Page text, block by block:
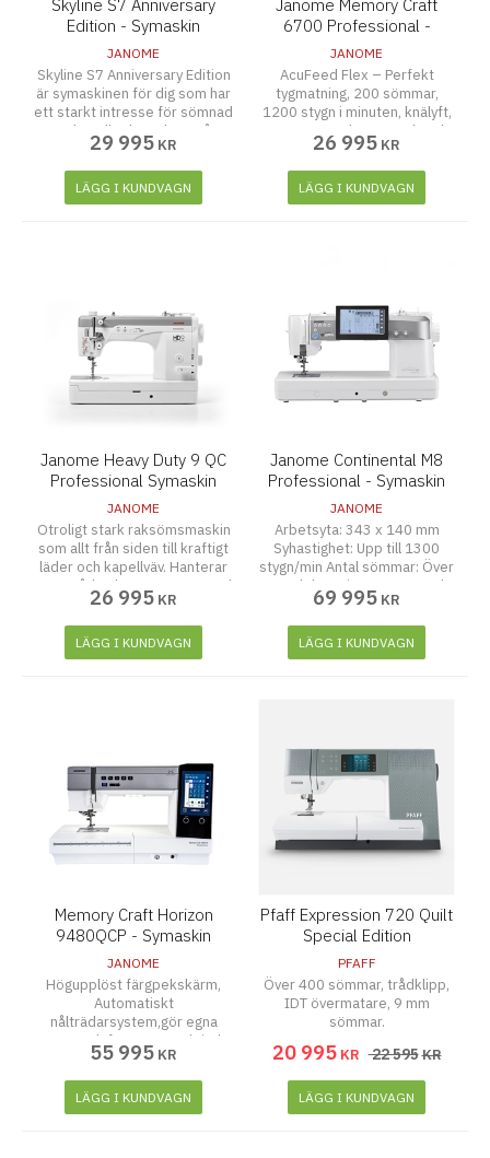
Skyline S7 Anniversary
Edition - Symaskin
JANOME
Skyline S7 Anniversary Edition
är symaskinen för dig som har
ett starkt intresse för sömnad
och ställer höga krav på
komfort och tidsbesparande
funktioner. 350 sömmar, 3
alpabet, 11 olika knapphål, 9
mm stygnbredd.
29 995 KR
LÄGG I KUNDVAGN
Janome Memory Craft
6700 Professional -
Symaskin
JANOME
AcuFeed Flex – Perfekt
tygmatning, 200 sömmar,
1200 stygn i minuten, knälyft,
separat spolmotor, sybord
och 16 pressarfötter ingår.
26 995 KR
LÄGG I KUNDVAGN
Janome Heavy Duty 9 QC
Professional Symaskin
JANOME
Otroligt stark raksömsmaskin
som allt från siden till kraftigt
läder och kapellväv. Hanterar
grov tråd och tunga tyger med
industriell precision.
Jumbospolar som rymmer
mer undertråd. Står stabilt
med sina 14,5 kg.
26 995 KR
LÄGG I KUNDVAGN
Janome Continental M8
Professional - Symaskin
JANOME
Arbetsyta: 343 x 140 mm
Syhastighet: Upp till 1300
stygn/min Antal sömmar: Över
400 dekorativa sömmar och
nyttosömmar, inklusive 4
alfabet Stygnbredd: Upp till 9
mm för maffiga dekorationer
Nålplatta: Automatisk One-
hela arbetsytan
69 995 KR
LÄGG I KUNDVAGN
Memory Craft Horizon
9480QCP - Symaskin
JANOME
Högupplöst färgpekskärm,
Automatiskt
nålträdarsystem,gör egna
stygn och för över med titch
Composer , otroligt snabb 1
060 stygn i minuten.
tystgående AcuFlex
övermatningssystem mm
55 995 KR
LÄGG I KUNDVAGN
Pfaff Expression 720 Quilt
Special Edition
PFAFF
Över 400 sömmar, trådklipp,
IDT övermatare, 9 mm
sömmar.
20 995 KR 22 595KR
LÄGG I KUNDVAGN